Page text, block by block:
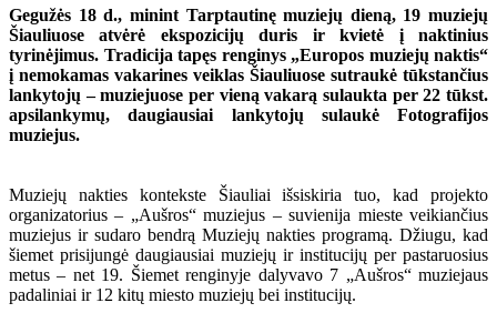
Gegužės 18 d., minint Tarptautinę muziejų dieną, 19 muziejų
Šiauliuose atvėrė ekspozicijų duris ir kvietė į naktinius
tyrinėjimus. Tradicija tapęs renginys „Europos muziejų naktis“
į nemokamas vakarines veiklas Šiauliuose sutraukė tūkstančius
lankytojų – muziejuose per vieną vakarą sulaukta per 22 tūkst.
apsilankymų, daugiausiai lankytojų sulaukė Fotografijos
muziejus.
Muziejų nakties kontekste Šiauliai išsiskiria tuo, kad projekto
organizatorius – „Aušros“ muziejus – suvienija mieste veikiančius
muziejus ir sudaro bendrą Muziejų nakties programą. Džiugu, kad
šiemet prisijungė daugiausiai muziejų ir institucijų per pastaruosius
metus – net 19. Šiemet renginyje dalyvavo 7 „Aušros“ muziejaus
padaliniai ir 12 kitų miesto muziejų bei institucijų.